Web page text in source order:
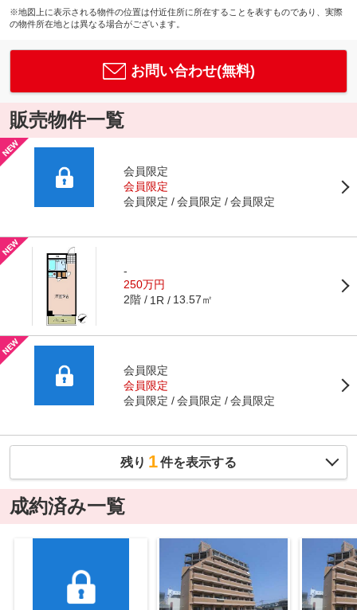
※地図上に表示される物件の位置は付近住所に所在することを表すものであり、実際
の物件所在地とは異なる場合がございます。
お問い合わせ(無料)
販売物件一覧
会員限定
会員限定
会員限定
会員限定 会員限定
-
250万円
2階 1R 13.57㎡
会員限定
会員限定
会員限定
会員限定 会員限定
残り 1件を表示する
成約済み一覧